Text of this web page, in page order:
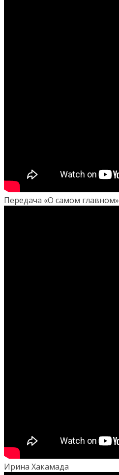
Передача «О самом главном»
Ирина Хакамада